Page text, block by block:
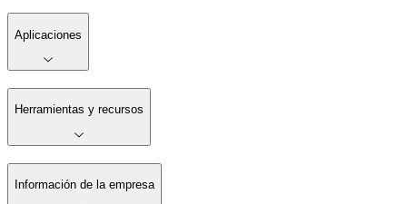
Aplicaciones
Herramientas y recursos
Información de la empresa